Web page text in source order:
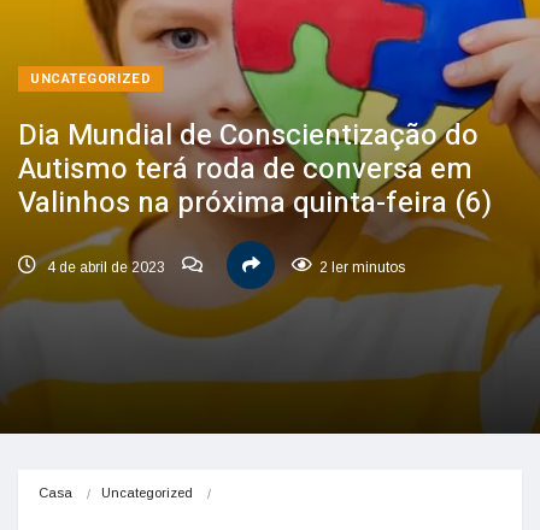
UNCATEGORIZED
Dia Mundial de Conscientização do
Autismo terá roda de conversa em
Valinhos na próxima quinta-feira (6)
4 de abril de 2023 2 ler minutos
Casa Uncategorized